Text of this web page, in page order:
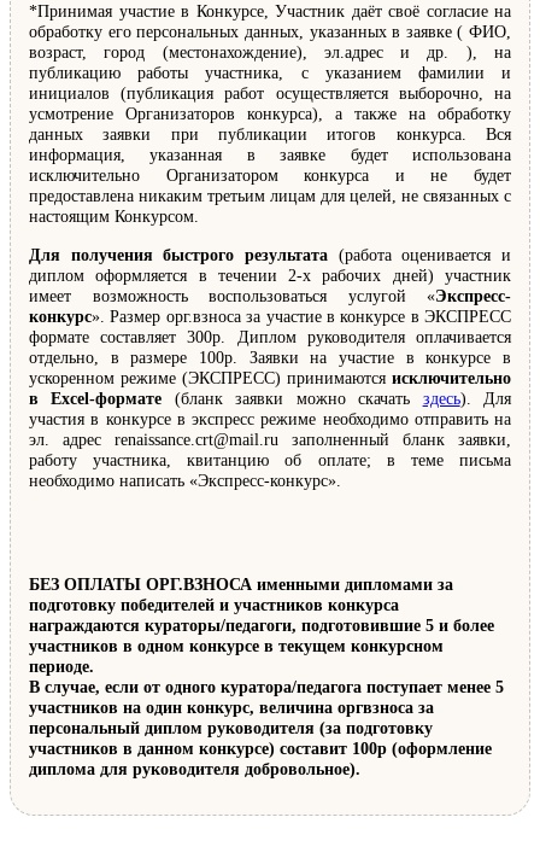
*Принимая участие в Конкурсе, Участник даёт своё согласие на
обработку его персональных данных, указанных в заявке ( ФИО,
возраст, город (местонахождение), эл.адрес и др. ), на
публикацию работы участника, с указанием фамилии и
инициалов (публикация работ осуществляется выборочно, на
усмотрение Организаторов конкурса), а также на обработку
данных заявки при публикации итогов конкурса. Вся
информация, указанная в заявке будет использована
исключительно Организатором конкурса и не будет
предоставлена никаким третьим лицам для целей, не связанных с
настоящим Конкурсом.
Для получения быстрого результата (работа оценивается и
диплом оформляется в течении 2-х рабочих дней) участник
имеет возможность воспользоваться услугой «Экспресс-
конкурс». Размер орг.взноса за участие в конкурсе в ЭКСПРЕСС
формате составляет 300р. Диплом руководителя оплачивается
отдельно, в размере 100р. Заявки на участие в конкурсе в
ускоренном режиме (ЭКСПРЕСС) принимаются исключительно
в Excel-формате (бланк заявки можно скачать здесь). Для
участия в конкурсе в экспресс режиме необходимо отправить на
эл. адрес renaissance.crt@mail.ru заполненный бланк заявки,
работу участника, квитанцию об оплате; в теме письма
необходимо написать «Экспресс-конкурс».
БЕЗ ОПЛАТЫ ОРГ.ВЗНОСА именными дипломами за
подготовку победителей и участников конкурса
награждаются кураторы/педагоги, подготовившие 5 и более
участников в одном конкурсе в текущем конкурсном
периоде.
В случае, если от одного куратора/педагога поступает менее 5
участников на один конкурс, величина оргвзноса за
персональный диплом руководителя (за подготовку
участников в данном конкурсе) составит 100р (оформление
диплома для руководителя добровольное).